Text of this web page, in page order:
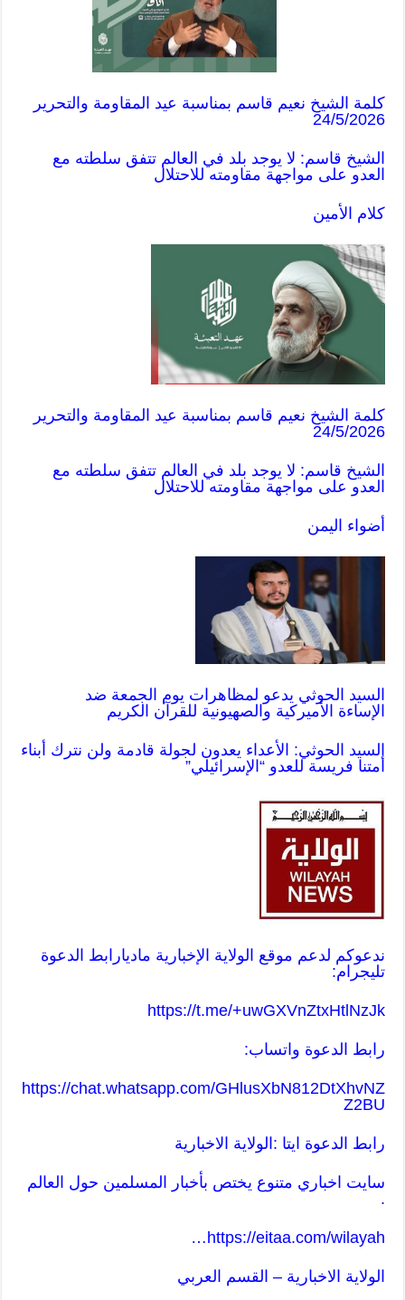
كلمة الشيخ نعيم قاسم بمناسبة عيد المقاومة والتحرير
24/5/2026
الشيخ قاسم: لا يوجد بلد في العالم تتفق سلطته مع
العدو على مواجهة مقاومته للاحتلال
كلام الأمين
كلمة الشيخ نعيم قاسم بمناسبة عيد المقاومة والتحرير
24/5/2026
الشيخ قاسم: لا يوجد بلد في العالم تتفق سلطته مع
العدو على مواجهة مقاومته للاحتلال
أضواء اليمن
السيد الحوثي يدعو لمظاهرات يوم الجمعة ضد
الإساءة الأميركية والصهيونية للقرآن الكريم
السيد الحوثي: الأعداء يعدون لجولة قادمة ولن نترك أبناء
أمتنا فريسة للعدو “الإسرائيلي”
ندعوكم لدعم موقع الولاية الإخبارية ماديارابط الدعوة
تليجرام:
https://t.me/+uwGXVnZtxHtlNzJk
رابط الدعوة واتساب:
https://chat.whatsapp.com/GHlusXbN812DtXhvNZ
Z2BU
رابط الدعوة ايتا :الولاية الاخبارية
سايت اخباري متنوع يختص بأخبار المسلمين حول العالم
.
https://eitaa.com/wilayah
…
الولاية الاخبارية – القسم العربي